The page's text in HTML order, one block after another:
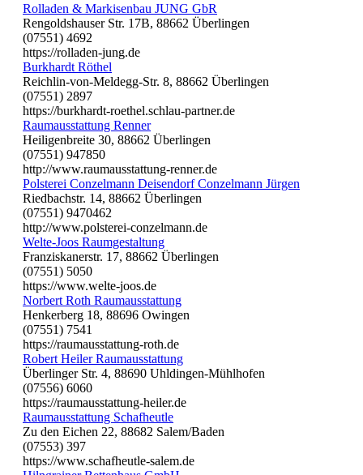
Rolladen & Markisenbau JUNG GbR
Rengoldshauser Str. 17B, 88662 Überlingen
(07551) 4692
https://rolladen-jung.de
Burkhardt Röthel
Reichlin-von-Meldegg-Str. 8, 88662 Überlingen
(07551) 2897
https://burkhardt-roethel.schlau-partner.de
Raumausstattung Renner
Heiligenbreite 30, 88662 Überlingen
(07551) 947850
http://www.raumausstattung-renner.de
Polsterei Conzelmann Deisendorf Conzelmann Jürgen
Riedbachstr. 14, 88662 Überlingen
(07551) 9470462
http://www.polsterei-conzelmann.de
Welte-Joos Raumgestaltung
Franziskanerstr. 17, 88662 Überlingen
(07551) 5050
https://www.welte-joos.de
Norbert Roth Raumausstattung
Henkerberg 18, 88696 Owingen
(07551) 7541
https://raumausstattung-roth.de
Robert Heiler Raumausstattung
Überlinger Str. 4, 88690 Uhldingen-Mühlhofen
(07556) 6060
https://raumausstattung-heiler.de
Raumausstattung Schafheutle
Zu den Eichen 22, 88682 Salem/Baden
(07553) 397
https://www.schafheutle-salem.de